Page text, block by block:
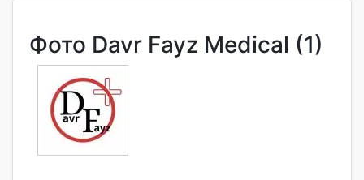
Фото Davr Fayz Medical (1)